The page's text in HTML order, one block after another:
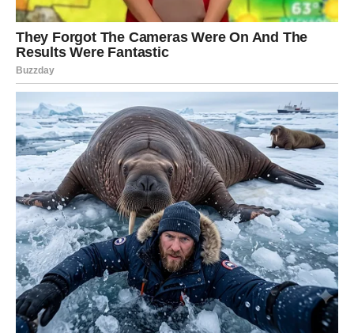
Pred vama su veoma uzbudljivi trenuci.
JARAC
Jarčevi konačno ulaze u mnogo stabilniji i sigurniji period
života.
Poslije mnogo rada i odricanja dolazi osjećaj zadovoljstva
i velikog uspjeha.
Vrijeme je da uživate u plodovima svog
rada
Pred vama su veoma važni trenuci sreće.